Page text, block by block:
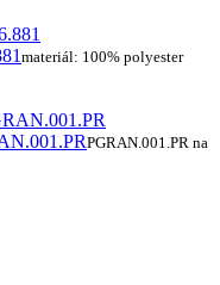
materiál: 100% polyester
PGRAN.001.PR na